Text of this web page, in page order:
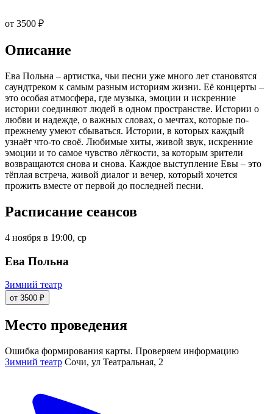
от 3500 ₽
Описание
Ева Польна – артистка, чьи песни уже много лет становятся
саундтреком к самым разным историям жизни. Её концерты –
это особая атмосфера, где музыка, эмоции и искренние
истории соединяют людей в одном пространстве. Истории о
любви и надежде, о важных словах, о мечтах, которые по-
прежнему умеют сбываться. Истории, в которых каждый
узнаёт что-то своё. Любимые хиты, живой звук, искренние
эмоции и то самое чувство лёгкости, за которым зрители
возвращаются снова и снова. Каждое выступление Евы – это
тёплая встреча, живой диалог и вечер, который хочется
прожить вместе от первой до последней песни.
Расписание сеансов
4 ноября в 19:00, ср
Ева Польна
Зимний театр
от 3500 ₽
Место проведения
Ошибка формирования карты. Проверяем информацию
Зимний театр Сочи, ул Театральная, 2